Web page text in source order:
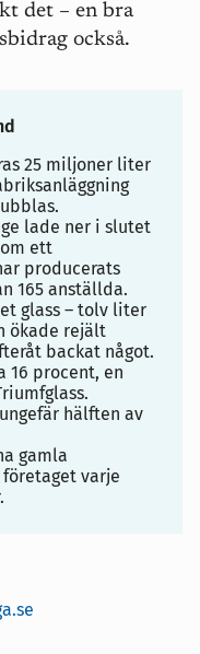
det – en bra
också.
25 miljoner liter
lade ner i slutet
ett
producerats
165 anställda.
glass – tolv liter
ökade rejält
backat något.
16 procent, en
hälften av
gamla
varje